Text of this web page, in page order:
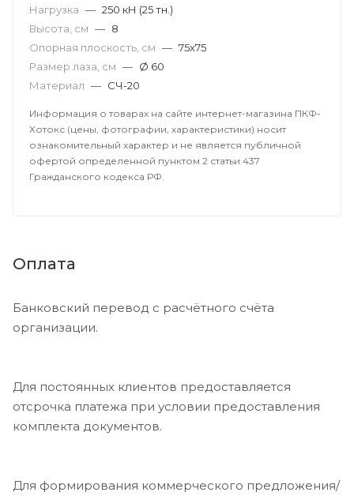
Нагрузка — 250 кН (25 тн.)
Высота, см — 8
Опорная плоскость, см — 75х75
Размер лаза, cм — Ø 60
Материал — СЧ-20
Информация о товарах на сайте интернет-магазина ПКФ-
Хотокс (цены, фотографии, характеристики) носит
ознакомительный характер и не является публичной
офертой определенной пунктом 2 статьи 437
Гражданского кодекса РФ.
Оплата
Банковский перевод с расчётного счёта
организации.
Для постоянных клиентов предоставляется
отсрочка платежа при условии предоставления
комплекта документов.
Для формирования коммерческого предложения/